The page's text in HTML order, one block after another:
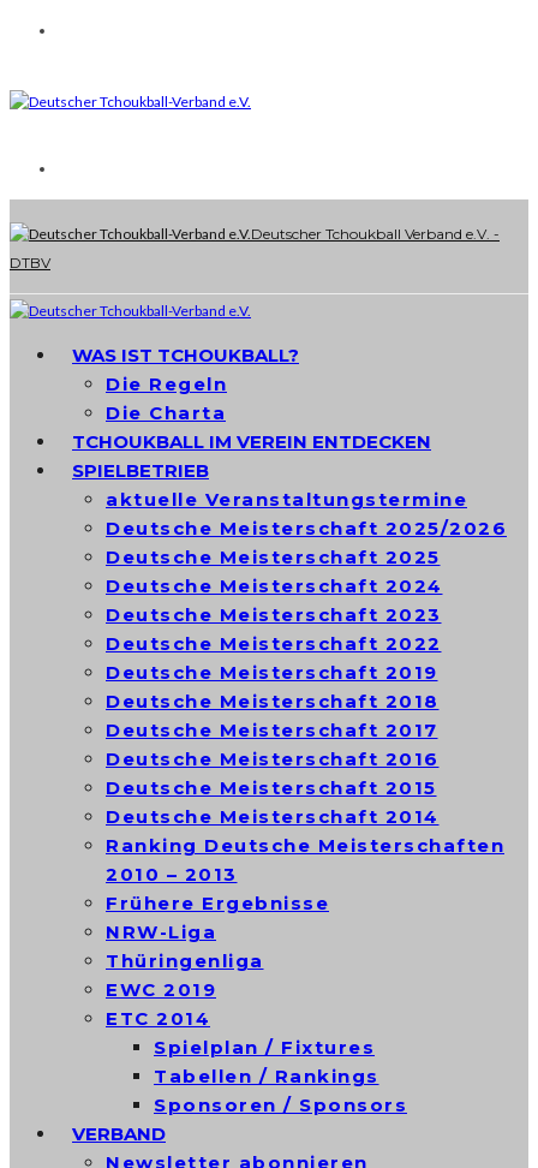
Deutscher Tchoukball Verband e.V. -
DTBV
WAS IST TCHOUKBALL?
Die Regeln
Die Charta
TCHOUKBALL IM VEREIN ENTDECKEN
SPIELBETRIEB
aktuelle Veranstaltungstermine
Deutsche Meisterschaft 2025/2026
Deutsche Meisterschaft 2025
Deutsche Meisterschaft 2024
Deutsche Meisterschaft 2023
Deutsche Meisterschaft 2022
Deutsche Meisterschaft 2019
Deutsche Meisterschaft 2018
Deutsche Meisterschaft 2017
Deutsche Meisterschaft 2016
Deutsche Meisterschaft 2015
Deutsche Meisterschaft 2014
Ranking Deutsche Meisterschaften
2010 – 2013
Frühere Ergebnisse
NRW-Liga
Thüringenliga
EWC 2019
ETC 2014
Spielplan / Fixtures
Tabellen / Rankings
Sponsoren / Sponsors
VERBAND
Newsletter abonnieren